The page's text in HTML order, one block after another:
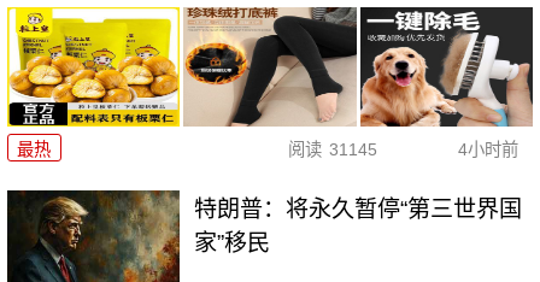
最热 阅读 31145 4小时前
特朗普：将永久暂停“第三世界国
家”移民